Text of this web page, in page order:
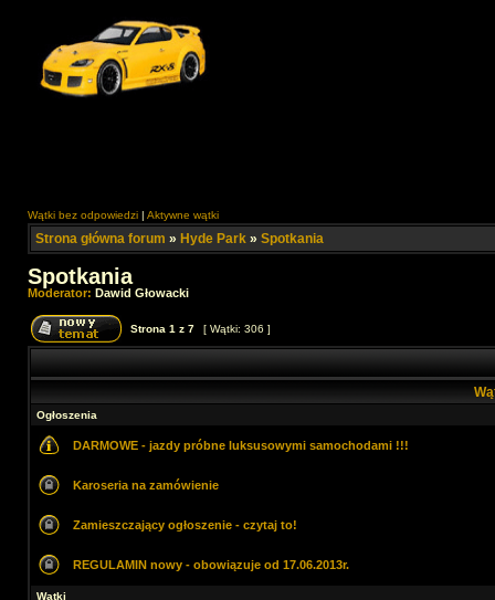
Wątki bez odpowiedzi | Aktywne wątki
Strona główna forum » Hyde Park » Spotkania
Spotkania
Moderator: Dawid Głowacki
Strona 1 z 7 [ Wątki: 306 ]
Ogłoszenia
DARMOWE - jazdy próbne luksusowymi samochodami !!!
Karoseria na zamówienie
Zamieszczający ogłoszenie - czytaj to!
REGULAMIN nowy - obowiązuje od 17.06.2013r.
Wątki